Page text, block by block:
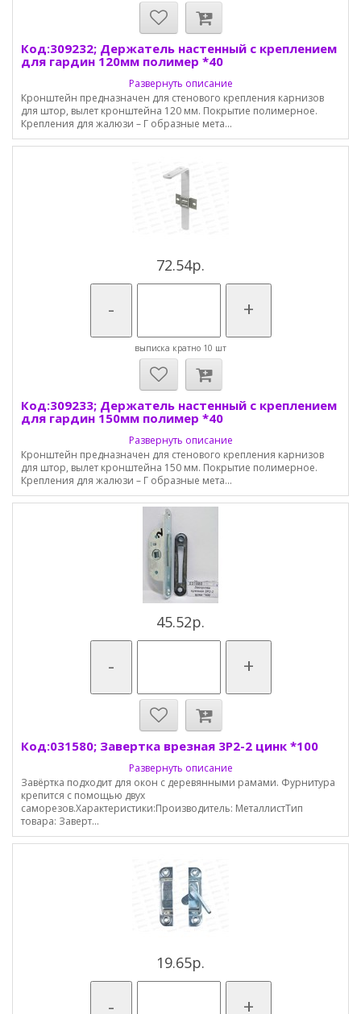
Код:309232; Держатель настенный с креплением
для гардин 120мм полимер *40
Развернуть описание
Кронштейн предназначен для стенового крепления карнизов
для штор, вылет кронштейна 120 мм. Покрытие полимерное.
Крепления для жалюзи – Г образные мета...
72.54р.
- +
выписка кратно 10 шт
Код:309233; Держатель настенный с креплением
для гардин 150мм полимер *40
Развернуть описание
Кронштейн предназначен для стенового крепления карнизов
для штор, вылет кронштейна 150 мм. Покрытие полимерное.
Крепления для жалюзи – Г образные мета...
45.52р.
- +
Код:031580; Завертка врезная 3Р2-2 цинк *100
Развернуть описание
Завёртка подходит для окон с деревянными рамами. Фурнитура
крепится с помощью двух
саморезов.Характеристики:Производитель: МеталлистТип
товара: Заверт...
19.65р.
- +